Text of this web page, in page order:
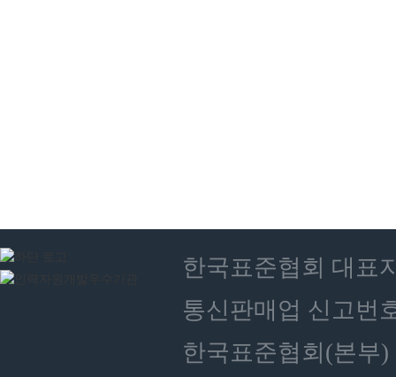
한국표준협회 대표
통신판매업 신고번
한국표준협회(본부